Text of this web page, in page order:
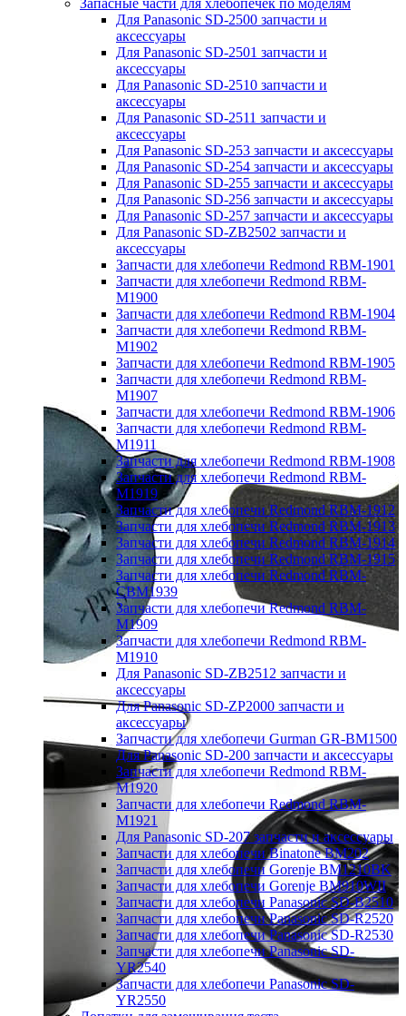
Запасные части для хлебопечек по моделям
Для Panasonic SD-2500 запчасти и
аксессуары
Для Panasonic SD-2501 запчасти и
аксессуары
Для Panasonic SD-2510 запчасти и
аксессуары
Для Panasonic SD-2511 запчасти и
аксессуары
Для Panasonic SD-253 запчасти и аксессуары
Для Panasonic SD-254 запчасти и аксессуары
Для Panasonic SD-255 запчасти и аксессуары
Для Panasonic SD-256 запчасти и аксессуары
Для Panasonic SD-257 запчасти и аксессуары
Для Panasonic SD-ZB2502 запчасти и
аксессуары
Запчасти для хлебопечи Redmond RBM-1901
Запчасти для хлебопечи Redmond RBM-
M1900
Запчасти для хлебопечи Redmond RBM-1904
Запчасти для хлебопечи Redmond RBM-
M1902
Запчасти для хлебопечи Redmond RBM-1905
Запчасти для хлебопечи Redmond RBM-
M1907
Запчасти для хлебопечи Redmond RBM-1906
Запчасти для хлебопечи Redmond RBM-
M1911
Запчасти для хлебопечи Redmond RBM-1908
Запчасти для хлебопечи Redmond RBM-
M1919
Запчасти для хлебопечи Redmond RBM-1912
Запчасти для хлебопечи Redmond RBM-1913
Запчасти для хлебопечи Redmond RBM-1914
Запчасти для хлебопечи Redmond RBM-1915
Запчасти для хлебопечи Redmond RBM-
CBM1939
Запчасти для хлебопечи Redmond RBM-
M1909
Запчасти для хлебопечи Redmond RBM-
M1910
Для Panasonic SD-ZB2512 запчасти и
аксессуары
Для Panasonic SD-ZP2000 запчасти и
аксессуары
Запчасти для хлебопечи Gurman GR-BM1500
Для Panasonic SD-200 запчасти и аксессуары
Запчасти для хлебопечи Redmond RBM-
M1920
Запчасти для хлебопечи Redmond RBM-
M1921
Для Panasonic SD-207 запчасти и аксессуары
Запчасти для хлебопечи Binatone BM202
Запчасти для хлебопечи Gorenje BM1210BK
Запчасти для хлебопечи Gorenje BM910WII
Запчасти для хлебопечи Panasonic SD-B2510
Запчасти для хлебопечи Panasonic SD-R2520
Запчасти для хлебопечи Panasonic SD-R2530
Запчасти для хлебопечи Panasonic SD-
YR2540
Запчасти для хлебопечи Panasonic SD-
YR2550